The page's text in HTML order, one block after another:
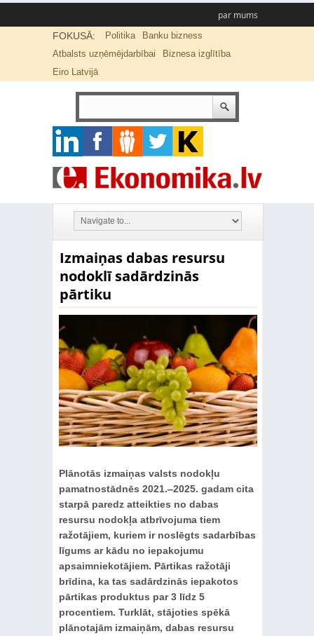
par mums
FOKUSĀ: Politika
Banku bizness
Atbalsts uzņēmējdarbībai
Biznesa izglītība
Eiro Latvijā
Izmaiņas dabas resursu
nodoklī sadārdzinās
pārtiku
Plānotās izmaiņas valsts nodokļu
pamatnostādnēs 2021.‒2025. gadam cita
starpā paredz atteikties no dabas
resursu nodokļa atbrīvojuma tiem
ražotājiem, kuriem ir noslēgts sadarbības
līgums ar kādu no iepakojumu
apsaimniekotājiem. Pārtikas ražotāji
brīdina, ka tas sadārdzinās iepakotos
pārtikas produktus par 3 līdz 5
procentiem. Turklāt, stājoties spēkā
plānotajām izmaiņām, dabas resursu